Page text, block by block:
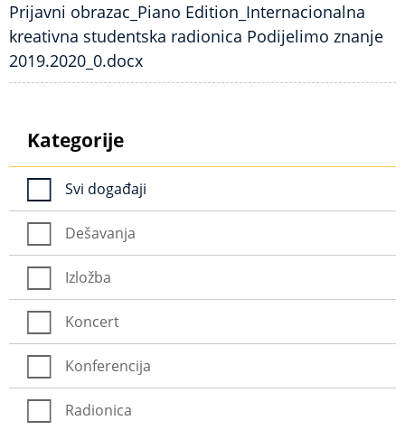
Prijavni obrazac_Piano Edition_Internacionalna
kreativna studentska radionica Podijelimo znanje
2019.2020_0.docx
Kategorije
Svi događaji
Dešavanja
Izložba
Koncert
Konferencija
Radionica